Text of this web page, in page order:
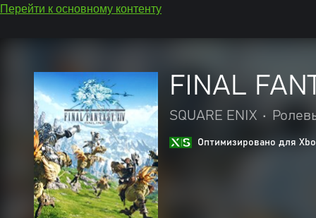
Перейти к основному контенту
FINAL
SQUARE ENIX •
Оптимизировано для